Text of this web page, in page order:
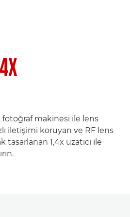
makinesi ile lens
iletişimi koruyan ve RF lens
tasarlanan 1,4x uzatıcı ile